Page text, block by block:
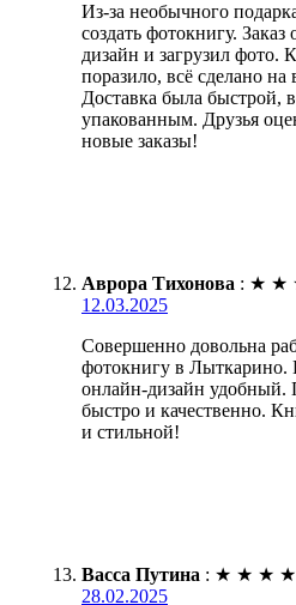
Из-за необычного
создать фотокнигу.
дизайн и загрузил фото.
поразило, всё сделано
Доставка была быстрой,
упакованным. Друзья
новые заказы!
Аврора Тихонова : ★ ★
12.03.2025
Совершенно довольна
фотокнигу в Лыткарино.
онлайн-дизайн удобный.
быстро и качественно.
и стильной!
Васса Путина : ★ ★ ★ ★
28.02.2025